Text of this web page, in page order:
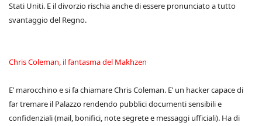
Stati Uniti. E il divorzio rischia anche di essere pronunciato a tutto
svantaggio del Regno.
Chris Coleman, il fantasma del Makhzen
E’ marocchino e si fa chiamare Chris Coleman. E’ un hacker capace di
far tremare il Palazzo rendendo pubblici documenti sensibili e
confidenziali (mail, bonifici, note segrete e messaggi ufficiali). Ha di